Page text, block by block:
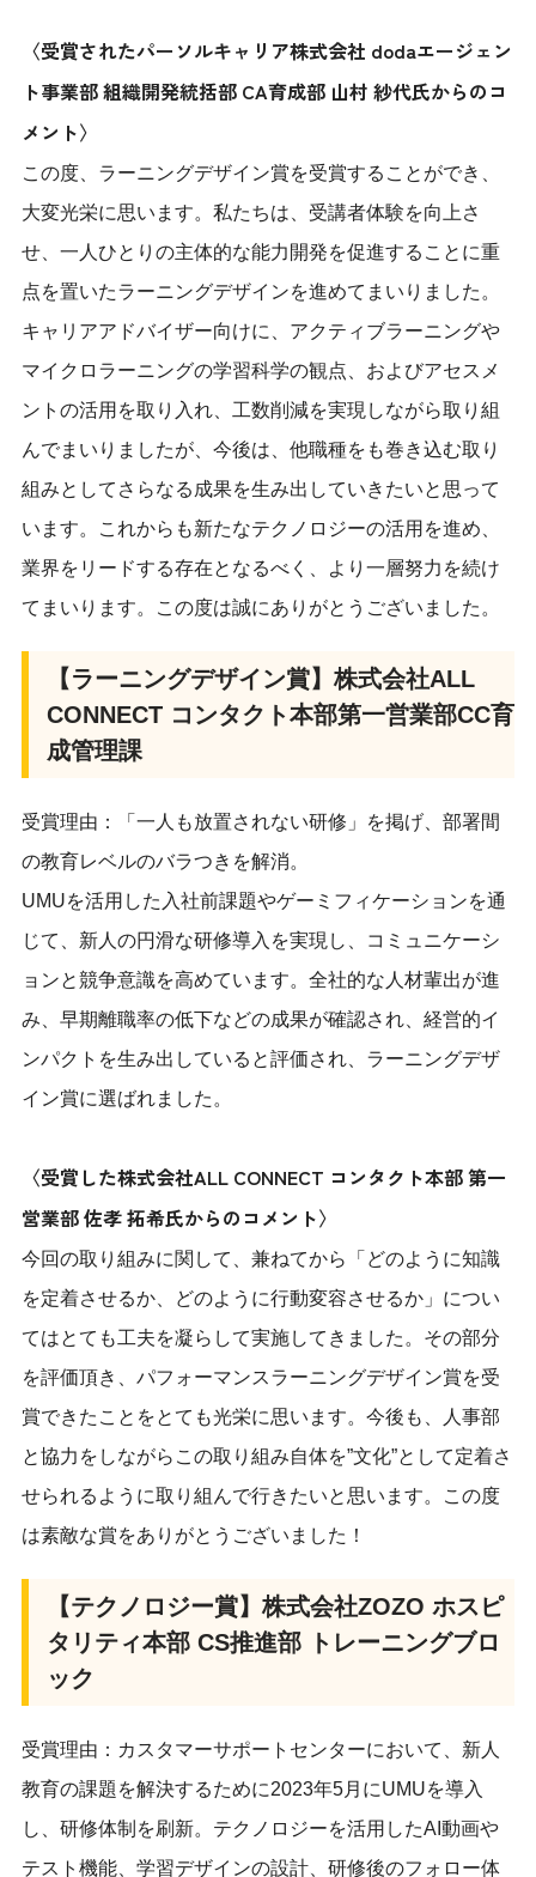
〈受賞されたパーソルキャリア株式会社 dodaエージェン
ト事業部 組織開発統括部 CA育成部 山村 紗代氏からのコ
メント〉
この度、ラーニングデザイン賞を受賞することができ、
大変光栄に思います。私たちは、受講者体験を向上さ
せ、一人ひとりの主体的な能力開発を促進することに重
点を置いたラーニングデザインを進めてまいりました。
キャリアアドバイザー向けに、アクティブラーニングや
マイクロラーニングの学習科学の観点、およびアセスメ
ントの活用を取り入れ、工数削減を実現しながら取り組
んでまいりましたが、今後は、他職種をも巻き込む取り
組みとしてさらなる成果を生み出していきたいと思って
います。これからも新たなテクノロジーの活用を進め、
業界をリードする存在となるべく、より一層努力を続け
てまいります。この度は誠にありがとうございました。
【ラーニングデザイン賞】株式会社ALL
CONNECT コンタクト本部第一営業部CC育
成管理課
受賞理由：「一人も放置されない研修」を掲げ、部署間
の教育レベルのバラつきを解消。
UMUを活用した入社前課題やゲーミフィケーションを通
じて、新人の円滑な研修導入を実現し、コミュニケーシ
ョンと競争意識を高めています。全社的な人材輩出が進
み、早期離職率の低下などの成果が確認され、経営的イ
ンパクトを生み出していると評価され、ラーニングデザ
イン賞に選ばれました。
〈受賞した株式会社ALL CONNECT コンタクト本部 第一
営業部 佐孝 拓希氏からのコメント〉
今回の取り組みに関して、兼ねてから「どのように知識
を定着させるか、どのように行動変容させるか」につい
てはとても工夫を凝らして実施してきました。その部分
を評価頂き、パフォーマンスラーニングデザイン賞を受
賞できたことをとても光栄に思います。今後も、人事部
と協力をしながらこの取り組み自体を”文化”として定着さ
せられるように取り組んで行きたいと思います。この度
は素敵な賞をありがとうございました！
【テクノロジー賞】株式会社ZOZO ホスピ
タリティ本部 CS推進部 トレーニングブロ
ック
受賞理由：カスタマーサポートセンターにおいて、新人
教育の課題を解決するために2023年5月にUMUを導入
し、研修体制を刷新。テクノロジーを活用したAI動画や
テスト機能、学習デザインの設計、研修後のフォロー体